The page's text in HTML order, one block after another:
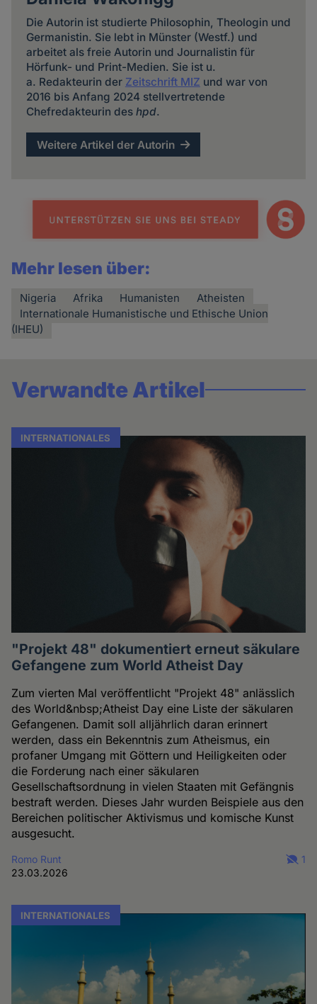
Die Autorin ist studierte Philosophin, Theologin und
Germanistin. Sie lebt in Münster (Westf.) und
arbeitet als freie Autorin und Journalistin für
Hörfunk- und Print-Medien. Sie ist u.
a. Redakteurin der Zeitschrift MIZ und war von
2016 bis Anfang 2024 stellvertretende
Chefredakteurin des hpd.
Weitere Artikel der Autorin
Mehr lesen über:
Nigeria Afrika Humanisten
Atheisten
Internationale Humanistische und Ethische Union
(IHEU)
Verwandte Artikel
INTERNATIONALES
"Projekt 48" dokumentiert erneut säkulare
Gefangene zum World Atheist Day
Zum vierten Mal veröffentlicht "Projekt 48" anlässlich
des World&nbsp;Atheist Day eine Liste der säkularen
Gefangenen. Damit soll alljährlich daran erinnert
werden, dass ein Bekenntnis zum Atheismus, ein
profaner Umgang mit Göttern und Heiligkeiten oder
die Forderung nach einer säkularen
Gesellschaftsordnung in vielen Staaten mit Gefängnis
bestraft werden. Dieses Jahr wurden Beispiele aus den
Bereichen politischer Aktivismus und komische Kunst
ausgesucht.
Romo Runt
23.03.2026
1
INTERNATIONALES